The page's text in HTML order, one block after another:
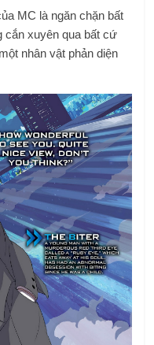
MC là ngăn chặn bất
cắn xuyên qua bất cứ
nhân vật phản diện